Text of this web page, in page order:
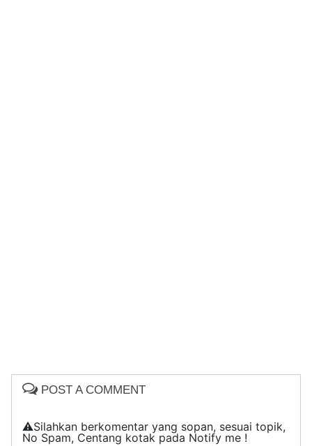
POST A COMMENT
⚠️Silahkan berkomentar yang sopan, sesuai topik,
No Spam, Centang kotak pada Notify me !